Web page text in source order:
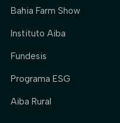
Bahia Farm Show
Instituto Aiba
Fundesis
Programa ESG
Aiba Rural